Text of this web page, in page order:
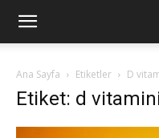
Ana Sayfa Etiketler D
Etiket: d